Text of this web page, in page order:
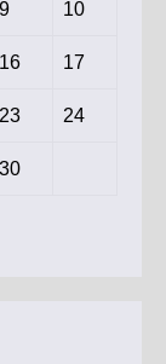
9 10
16 17
23 24
30